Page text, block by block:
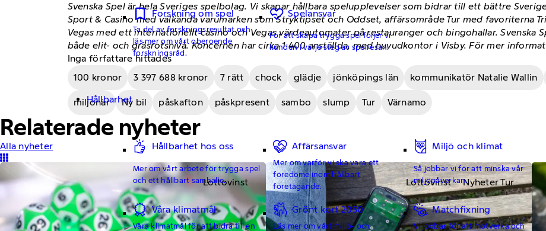
Forskning om spel
Ta del av forskningsresultat och
läs mer om vårt oberoende
forskningsråd.
Spelansvar
För att skapa trygga spel följer vi
kunden i varje steg av spelresan.
Hållbarhet
Hållbarhet hos oss
Mer om vårt arbete för trygga spel
och ett hållbart samhälle.
Affärsansvar
Mer om varför vi ska vara ett
föredöme inom hållbart
företagande.
Miljö och klimat
Så jobbar vi för att minska vår
miljöpåverkan.
Våra klimatmål
Våra klimatmål för att bidra till en
Grönt kort 2030
Läs mer om vårt miljö- och
Matchfixning
Vi jobbar för att motverka och
Svenska Spel är hela Sveriges spelbolag. Vi skapar hållbara spelupplevelser som bidrar till ett bättre
Sport & Casino med välkända varumärken som Stryktipset och Oddset, affärsområde Tur med favoriterna
Vegas med ett internationellt casino och Vegas värdeautomater på restauranger och bingohallar. Svenska
både elit- och gräsrotsnivå. Koncernen har cirka 1 400 anställda, med huvudkontor i Visby. För mer
Inga författare hittades
100 kronor
3 397 688 kronor 7 rätt chock glädje jönköpings län kommunikatör Natalie Wallin
miljonär Ny bil påskafton påskpresent sambo slump Tur Värnamo
Relaterade nyheter
Alla nyheter
Lottovinst Lottovinst Nyheter Tur